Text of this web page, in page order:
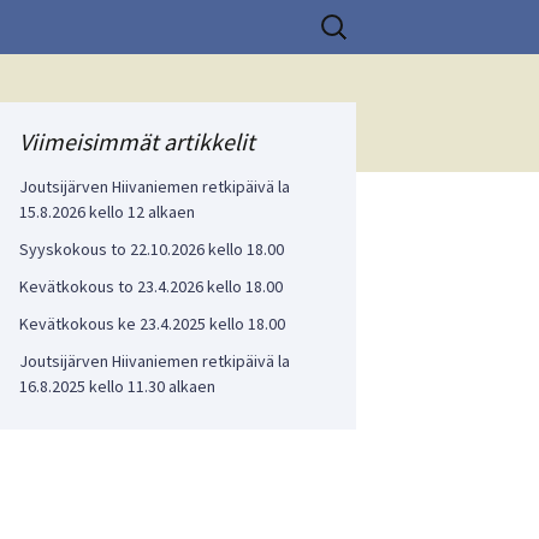
Haku:
Viimeisimmät artikkelit
Joutsijärven Hiivaniemen retkipäivä la
15.8.2026 kello 12 alkaen
Syyskokous to 22.10.2026 kello 18.00
Kevätkokous to 23.4.2026 kello 18.00
Kevätkokous ke 23.4.2025 kello 18.00
Joutsijärven Hiivaniemen retkipäivä la
16.8.2025 kello 11.30 alkaen